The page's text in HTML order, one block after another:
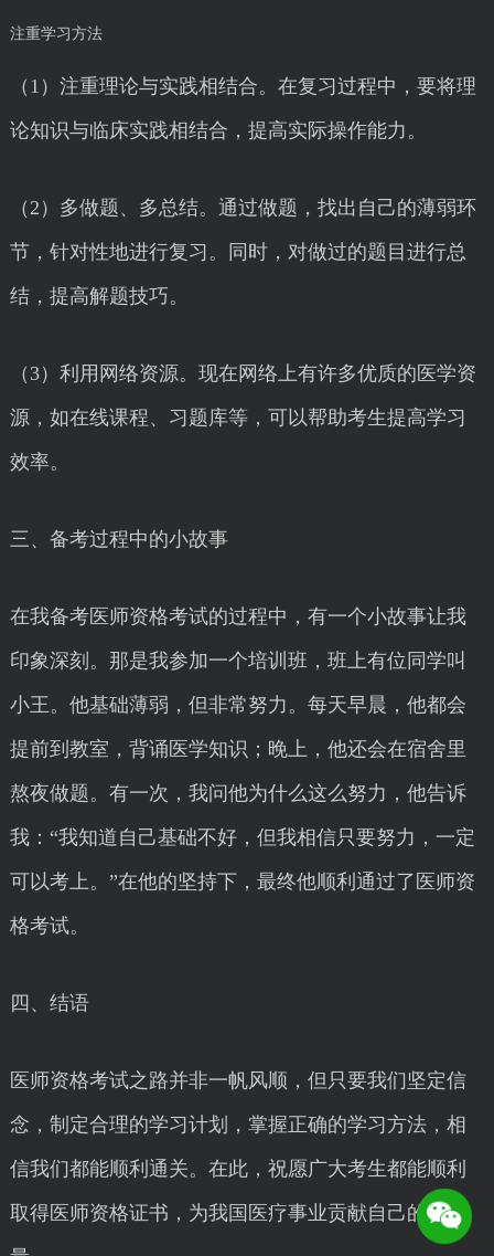
注重学习方法
（1）注重理论与实践相结合。在复习过程中，要将理
论知识与临床实践相结合，提高实际操作能力。
（2）多做题、多总结。通过做题，找出自己的薄弱环
节，针对性地进行复习。同时，对做过的题目进行总
结，提高解题技巧。
（3）利用网络资源。现在网络上有许多优质的医学资
源，如在线课程、习题库等，可以帮助考生提高学习
效率。
三、备考过程中的小故事
在我备考医师资格考试的过程中，有一个小故事让我
印象深刻。那是我参加一个培训班，班上有位同学叫
小王。他基础薄弱，但非常努力。每天早晨，他都会
提前到教室，背诵医学知识；晚上，他还会在宿舍里
熬夜做题。有一次，我问他为什么这么努力，他告诉
我：“我知道自己基础不好，但我相信只要努力，一定
可以考上。”在他的坚持下，最终他顺利通过了医师资
格考试。
四、结语
医师资格考试之路并非一帆风顺，但只要我们坚定信
念，制定合理的学习计划，掌握正确的学习方法，相
信我们都能顺利通关。在此，祝愿广大考生都能顺利
取得医师资格证书，为我国医疗事业贡献自己的力